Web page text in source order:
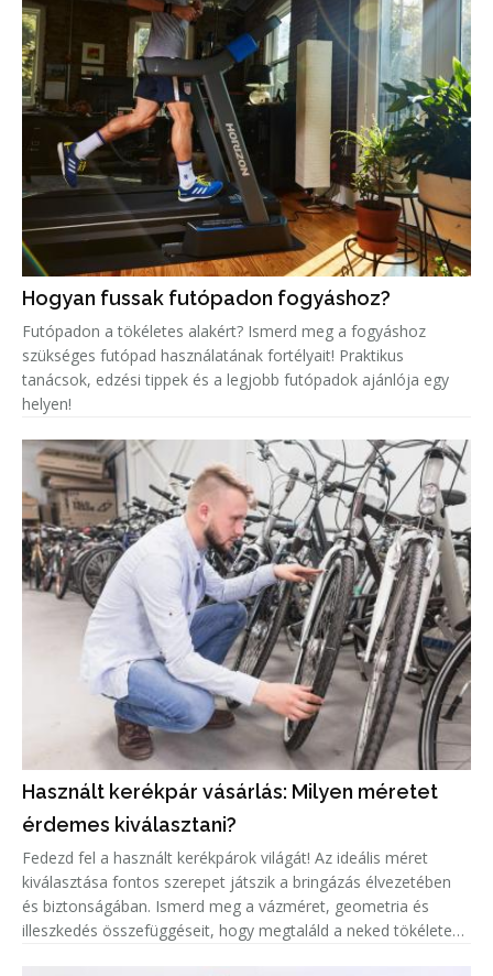
Hogyan fussak futópadon fogyáshoz?
Futópadon a tökéletes alakért? Ismerd meg a fogyáshoz
szükséges futópad használatának fortélyait! Praktikus
tanácsok, edzési tippek és a legjobb futópadok ajánlója egy
helyen!
Használt kerékpár vásárlás: Milyen méretet
érdemes kiválasztani?
Fedezd fel a használt kerékpárok világát! Az ideális méret
kiválasztása fontos szerepet játszik a bringázás élvezetében
és biztonságában. Ismerd meg a vázméret, geometria és
illeszkedés összefüggéseit, hogy megtaláld a neked tökéletes